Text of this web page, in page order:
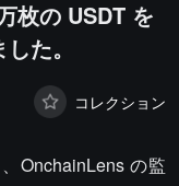
枚の USDT を
た。
コレクション
OnchainLens の監